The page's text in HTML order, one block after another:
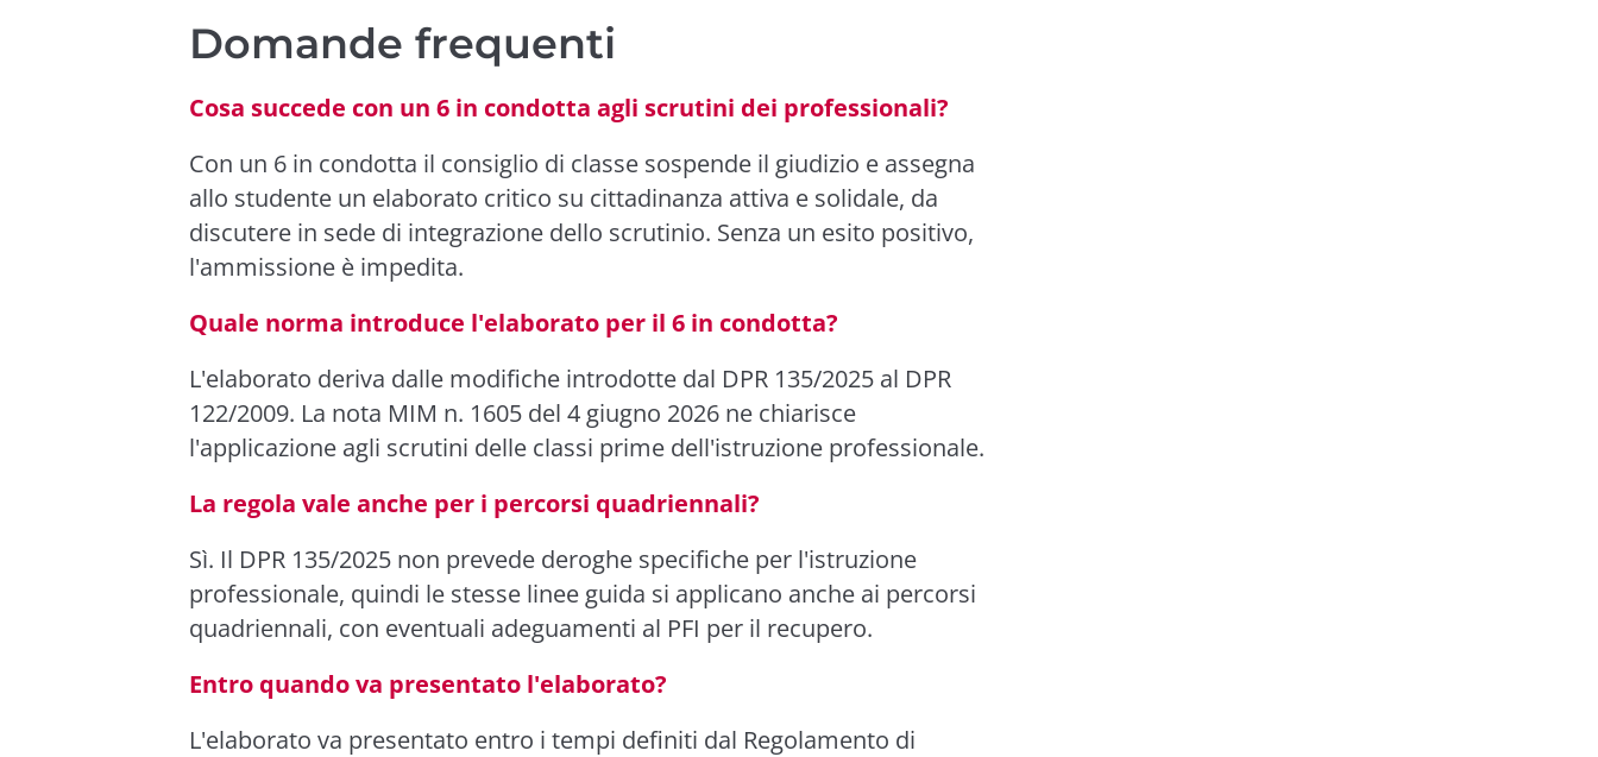
Domande frequenti
Cosa succede con un 6 in condotta agli scrutini dei professionali?
Con un 6 in condotta il consiglio di classe sospende il giudizio e assegna
allo studente un elaborato critico su cittadinanza attiva e solidale, da
discutere in sede di integrazione dello scrutinio. Senza un esito positivo,
l'ammissione è impedita.
Quale norma introduce l'elaborato per il 6 in condotta?
L'elaborato deriva dalle modifiche introdotte dal DPR 135/2025 al DPR
122/2009. La nota MIM n. 1605 del 4 giugno 2026 ne chiarisce
l'applicazione agli scrutini delle classi prime dell'istruzione professionale.
La regola vale anche per i percorsi quadriennali?
Sì. Il DPR 135/2025 non prevede deroghe specifiche per l'istruzione
professionale, quindi le stesse linee guida si applicano anche ai percorsi
quadriennali, con eventuali adeguamenti al PFI per il recupero.
Entro quando va presentato l'elaborato?
L'elaborato va presentato entro i tempi definiti dal Regolamento di